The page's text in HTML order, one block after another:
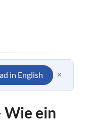
in English ×
Wie ein